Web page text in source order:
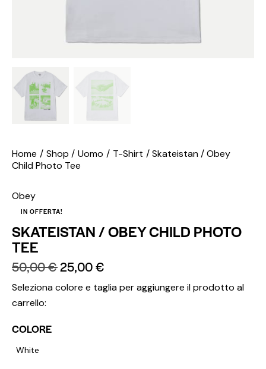
Home Shop Uomo T-Shirt
Skateistan / Obey
Child Photo Tee
Obey
IN OFFERTA!
SKATEISTAN / OBEY CHILD PHOTO
TEE
50,00€25,00€
Seleziona colore e taglia per aggiungere il prodotto al
carrello:
COLORE
White